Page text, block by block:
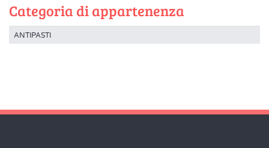
Categoria di appartenenza
ANTIPASTI